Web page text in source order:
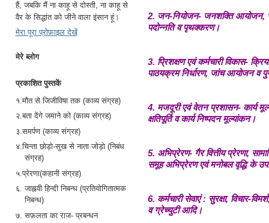
हैं, जबकि मैं ना काहू से दोस्ती, ना काहू से
वैर के सिद्धांत को जीने वाला इंसान हूं।
मेरा पूरा प्रोफ़ाइल देखें
मेरे ब्लोग
प्रकाशित पुस्तकें
१.मौत से जिजीविषा तक (काव्य संग्रह)
२.बता देंगे जमाने को (काव्य संग्रह)
३.समर्पण (काव्य संग्रह)
४.चिन्ता छोड़ो-सुख से नाता जोड़ो (निबंध
संग्रह)
५.प्रेरणा(कहानी संग्रह)
६. जाह्नवी हिन्दी निबन्ध (प्रतियोगितात्मक
निबन्ध)
७. सफ़लता का राज- प्रबन्धन
2. जन-नियोजन- जनशक्ति आयोजन,
पदोन्नति व पृथक्करण।
3. प्रिशक्षण एवं कर्मचारी विकास-
पाठयक्रम निर्धारण, जांच आयोजन व
4. मजदूरी एवं वेतन प्रशासन- कार्य
क्षतिपूर्ति व कार्य निष्पदन मूल्यांकन।
5. अभिप्रेरण- गैर वित्तीय प्रेरणा,
समूह अभिप्रेरण एवं मनोबल वृद्धि के
6. कर्मचारी सेवाएं : सुरक्षा, विचार-
व ग्रेच्युटी आदि।